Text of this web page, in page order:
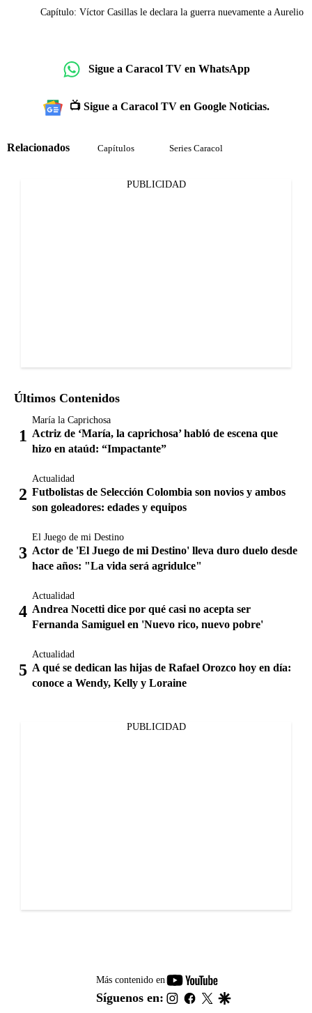
Capítulo: Víctor Casillas le declara la guerra nuevamente a Aurelio
Sigue a Caracol TV en WhatsApp
📺 Sigue a Caracol TV en Google Noticias.
Relacionados Capítulos Series Caracol
PUBLICIDAD
Últimos Contenidos
María la Caprichosa
Actriz de ‘María, la caprichosa’ habló de escena que
hizo en ataúd: “Impactante”
Actualidad
Futbolistas de Selección Colombia son novios y ambos
son goleadores: edades y equipos
El Juego de mi Destino
Actor de 'El Juego de mi Destino' lleva duro duelo desde
hace años: "La vida será agridulce"
Actualidad
Andrea Nocetti dice por qué casi no acepta ser
Fernanda Samiguel en 'Nuevo rico, nuevo pobre'
Actualidad
A qué se dedican las hijas de Rafael Orozco hoy en día:
conoce a Wendy, Kelly y Loraine
PUBLICIDAD
Más contenido en
youtube-
footer
Síguenos en: instagram
facebook
twitter